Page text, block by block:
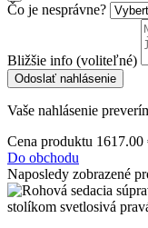
Čo je nesprávne?
Bližšie info (voliteľné)
Odoslať nahlásenie
Vaše nahlásenie
Cena produktu 1617.00
Do obchodu
Naposledy zobrazené